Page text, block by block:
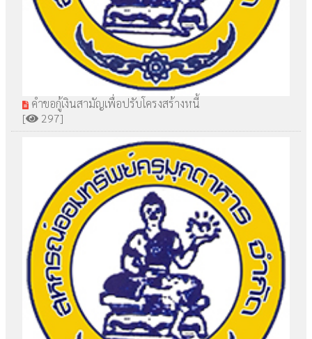
คำขอกู้เงินสามัญเพื่อปรับโครงสร้างหนี้
[
297]